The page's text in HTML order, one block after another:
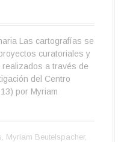
Las cartografías se
curatoriales y
a través de
del Centro
por Myriam
Myriam Beutelspacher,